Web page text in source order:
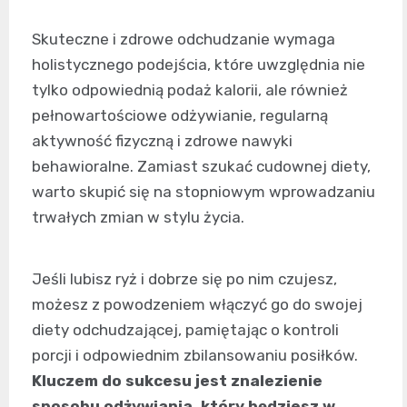
Skuteczne i zdrowe odchudzanie wymaga
holistycznego podejścia, które uwzględnia nie
tylko odpowiednią podaż kalorii, ale również
pełnowartościowe odżywianie, regularną
aktywność fizyczną i zdrowe nawyki
behawioralne. Zamiast szukać cudownej diety,
warto skupić się na stopniowym wprowadzaniu
trwałych zmian w stylu życia.
Jeśli lubisz ryż i dobrze się po nim czujesz,
możesz z powodzeniem włączyć go do swojej
diety odchudzającej, pamiętając o kontroli
porcji i odpowiednim zbilansowaniu posiłków.
Kluczem do sukcesu jest znalezienie